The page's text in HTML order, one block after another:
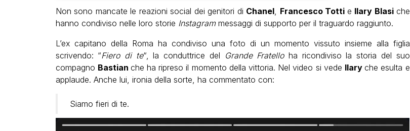
Non sono mancate le reazioni social dei genitori di Chanel Francesco Totti e Ilary Blasi che
hanno condiviso nelle loro storie Instagram messaggi di supporto per il traguardo raggiunto.
L’ex capitano della Roma ha condiviso una foto di un momento vissuto insieme alla figlia
scrivendo: “Fiero di te“, la conduttrice del Grande Fratello ha ricondiviso la storia del suo
compagno Bastian che ha ripreso il momento della vittoria. Nel video si vede Ilaryche esulta e
applaude. Anche lui, ironia della sorte, ha commentato con:
Siamo fieri di te.